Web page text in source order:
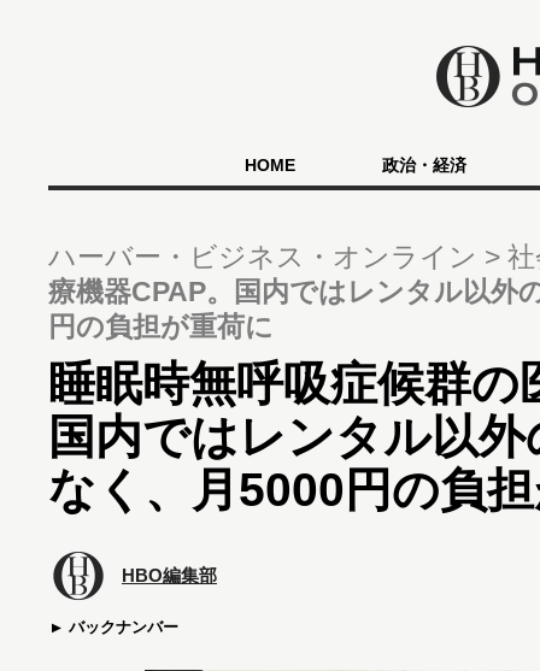
HOME 政治・経済
ハーバー・ビジネス・オンライン
療機器CPAP。国内ではレンタル以外
円の負担が重荷に
睡眠時無呼吸症候群の
国内ではレンタル以
なく、月5000円の負
HBO編集部
バックナンバー